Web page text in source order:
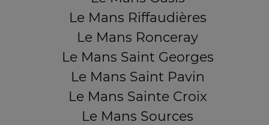
Le Mans Riffaudières
Le Mans Ronceray
Le Mans Saint Georges
Le Mans Saint Pavin
Le Mans Sainte Croix
Le Mans Sources